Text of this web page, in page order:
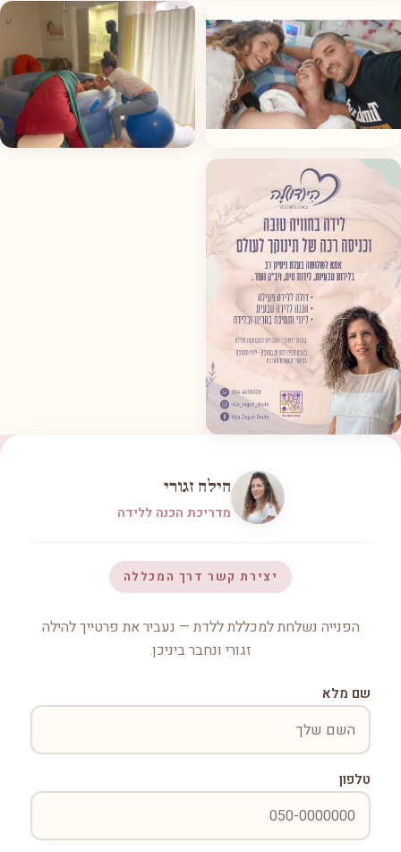
הילה זגורי
מדריכת הכנה ללידה
יצירת קשר דרך המכללה
הפנייה נשלחת למכללת ללדת — נעביר את פרטייך להילה
זגורי ונחבר ביניכן.
שם מלא
טלפון